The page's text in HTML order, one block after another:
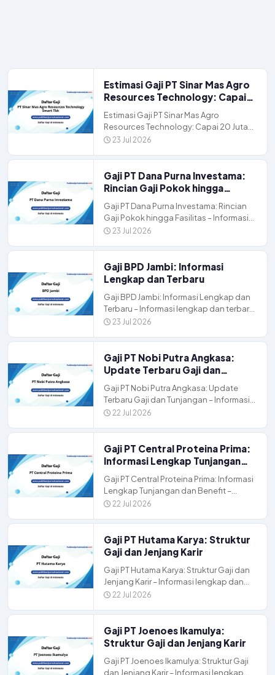
Estimasi Gaji PT Sinar Mas Agro
Resources Technology: Capai
Estimasi Gaji PT Sinar Mas Agro
Resources Technology: Capai 20 Juta
Full Benefit – Mencari karir yang
23 Jul 2026
Gaji PT Dana Purna Investama:
Rincian Gaji Pokok hingga
Gaji PT Dana Purna Investama: Rincian
Gaji Pokok hingga Fasilitas – Informasi
lengkap dan terbaru tentang gaji,
23 Jul 2026
Gaji BPD Jambi: Informasi
Lengkap dan Terbaru
Gaji BPD Jambi: Informasi Lengkap dan
Terbaru – Informasi lengkap dan terbaru
tentang gaji, tunjangan, dan peluang
23 Jul 2026
Gaji PT Nobi Putra Angkasa:
Update Terbaru Gaji dan
Gaji PT Nobi Putra Angkasa: Update
Terbaru Gaji dan Tunjangan – Informasi
lengkap dan terbaru tentang gaji,
22 Jul 2026
Gaji PT Central Proteina Prima:
Informasi Lengkap Tunjangan
Gaji PT Central Proteina Prima: Informasi
Lengkap Tunjangan dan Benefit –
Informasi lengkap dan terbaru tentang
22 Jul 2026
Gaji PT Hutama Karya: Struktur
Gaji dan Jenjang Karir
Gaji PT Hutama Karya: Struktur Gaji dan
Jenjang Karir – Informasi lengkap dan
terbaru tentang gaji, tunjangan, dan
22 Jul 2026
Gaji PT Joenoes Ikamulya:
Struktur Gaji dan Jenjang Karir
Gaji PT Joenoes Ikamulya: Struktur Gaji
dan Jenjang Karir – Informasi lengkap